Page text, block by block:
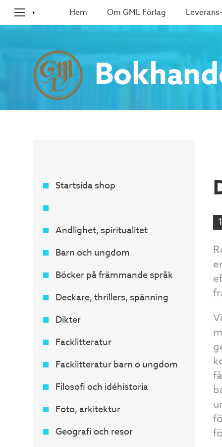
Hem Om GML Förlag
Startsida shop
Andlighet, spiritualitet
Barn och ungdom
Böcker på främmande språk
Deckare, thrillers, spänning
Dikter
Facklitteratur
Facklitteratur barn o ungdom
Filosofi och idéhistoria
Foto, arkitektur
Geografi och resor